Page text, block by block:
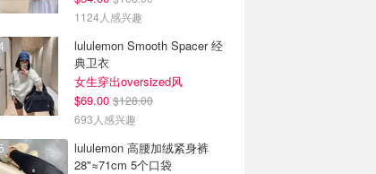
1124人感兴趣
lululemon Smooth Spacer 经
典卫衣
女生穿出oversized风
$69.00 $128.00
693人感兴趣
lululemon 高腰加绒紧身裤
28"≈71cm 5个口袋